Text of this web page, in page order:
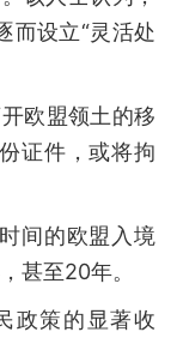
而设立“灵活处
欧盟领土的移
证件，或将拘
间的欧盟入境
甚至20年。
政策的显著收